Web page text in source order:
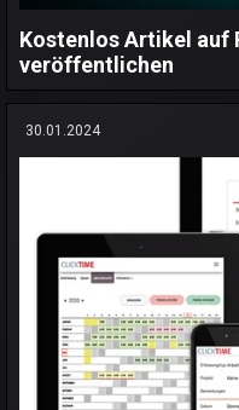
Kostenlos Artikel auf
veröffentlichen
30.01.2024